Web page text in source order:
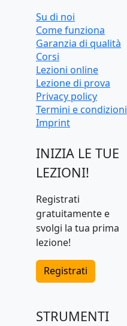
Su di noi
Come funziona
Garanzia di qualità
Corsi
Lezioni online
Lezione di prova
Privacy policy
Termini e condizioni
Imprint
INIZIA LE TUE
LEZIONI!
Registrati
gratuitamente e
svolgi la tua prima
lezione!
Registrati
STRUMENTI